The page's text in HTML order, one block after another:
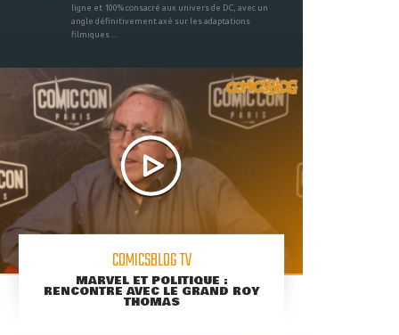
ligne et 100% consacré aux univers de DC, avec un
angle définitivement axé sur les adaptations
filmiques ...
COMICSBLOG TV
MARVEL ET POLITIQUE :
RENCONTRE AVEC LE GRAND ROY
THOMAS